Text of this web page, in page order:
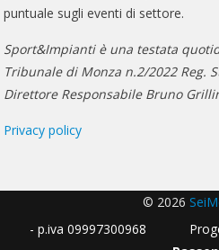
puntuale sugli eventi di settore.
Sport&Impianti è una testata
Tribunale di Monza n.2/2022 Reg.
Direttore Responsabile Bruno
Privacy policy
© 2026
- p.iva 09997300968